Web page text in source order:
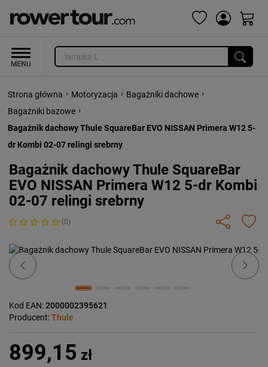
Strona główna › Motoryzacja › Bagażniki dachowe ›
Bagażniki bazowe ›
Bagażnik dachowy Thule SquareBar EVO NISSAN Primera W12 5-
dr Kombi 02-07 relingi srebrny
Bagażnik dachowy Thule SquareBar
EVO NISSAN Primera W12 5-dr Kombi
02-07 relingi srebrny
(0)
Previous Next
Kod EAN:2000002395621
Producent:Thule
899,15 zł